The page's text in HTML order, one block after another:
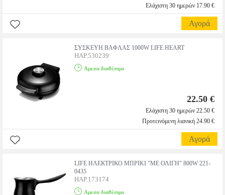
Ελάχιστη 30 ημερών 17.90 €
Αγορά
ΣΥΣΚΕΥΗ ΒΑΦΛΑΣ 1000W LIFE HEART
HAP.530239
Αμεσα διαθέσιμο
22.50 €
Ελάχιστη 30 ημερών 22.50 €
Προτεινόμενη λιανική 24.90 €
Αγορά
LIFE ΗΛΕΚΤΡΙΚΟ ΜΠΡΙΚΙ "ΜΕ ΟΛΙΓΗ" 800W 221-
0435
HAP.173174
Αμεσα διαθέσιμο